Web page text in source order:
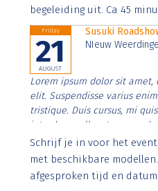
begeleiding uit. Ca 45
Friday
21
AUGUST
Susuki
NIeuw
Lorem ipsum dolor sit amet,
elit. Suspendisse varius
tristique. Duis cursus, mi
interdum nulla, ut
Aenean faucibus nibh et
imperdiet. Nunc ut sem
Schrijf je in voor het
met beschikbare
afgesproken tijd en